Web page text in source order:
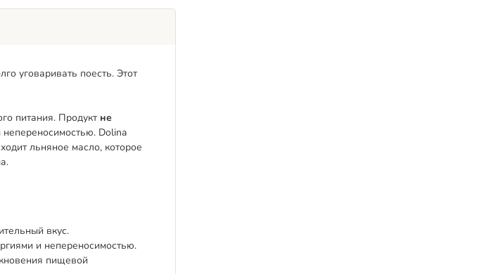
уговаривать поесть. Этот
питания. Продукт не
Dolina
льняное масло, которое
вкус.
и непереносимостью.
пищевой